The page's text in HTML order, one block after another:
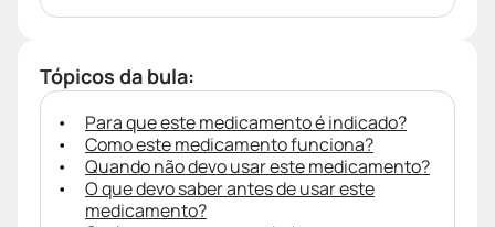
Tópicos da bula:
Para que este medicamento é indicado?
Como este medicamento funciona?
Quando não devo usar este medicamento?
O que devo saber antes de usar este
medicamento?